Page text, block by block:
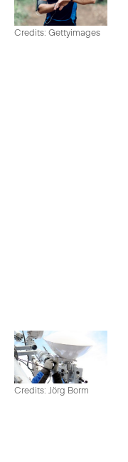
Credits: Gettyimages
Credits: Jörg Borm